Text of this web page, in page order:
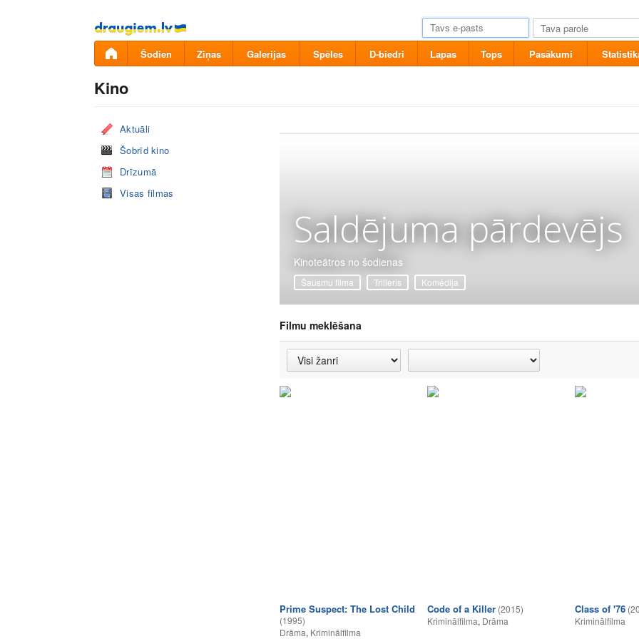
Pāriet
uz
saturu
Šodien Ziņas Galerijas Spēles D-biedri Lapas Tops Pasākumi
Kino
Aktuāli
Šobrīd kino
Drīzumā
Visas filmas
Saldējuma pārdevējs
Kinoteātros no šodienas
Šausmu filma Trilleris Komēdija
Filmu meklēšana
Prime Suspect: The Lost Child
(1995)
Drāma, Kriminālfilma
Code of a Killer (2015)
Kriminālfilma, Drāma
Class of '76
Kriminālfilma